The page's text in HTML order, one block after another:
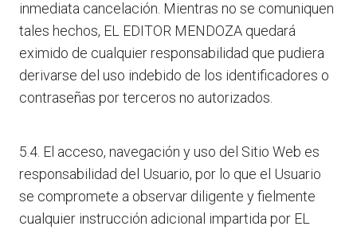
inmediata cancelación. Mientras no se comuniquen
tales hechos, EL EDITOR MENDOZA quedará
eximido de cualquier responsabilidad que pudiera
derivarse del uso indebido de los identificadores o
contraseñas por terceros no autorizados.
5.4. El acceso, navegación y uso del Sitio Web es
responsabilidad del Usuario, por lo que el Usuario
se compromete a observar diligente y fielmente
cualquier instrucción adicional impartida por EL